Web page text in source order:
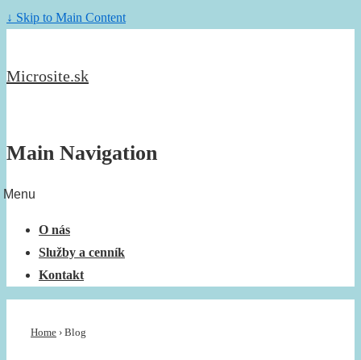
↓ Skip to Main Content
Microsite.sk
Main Navigation
Menu
O nás
Služby a cenník
Kontakt
Home › Blog